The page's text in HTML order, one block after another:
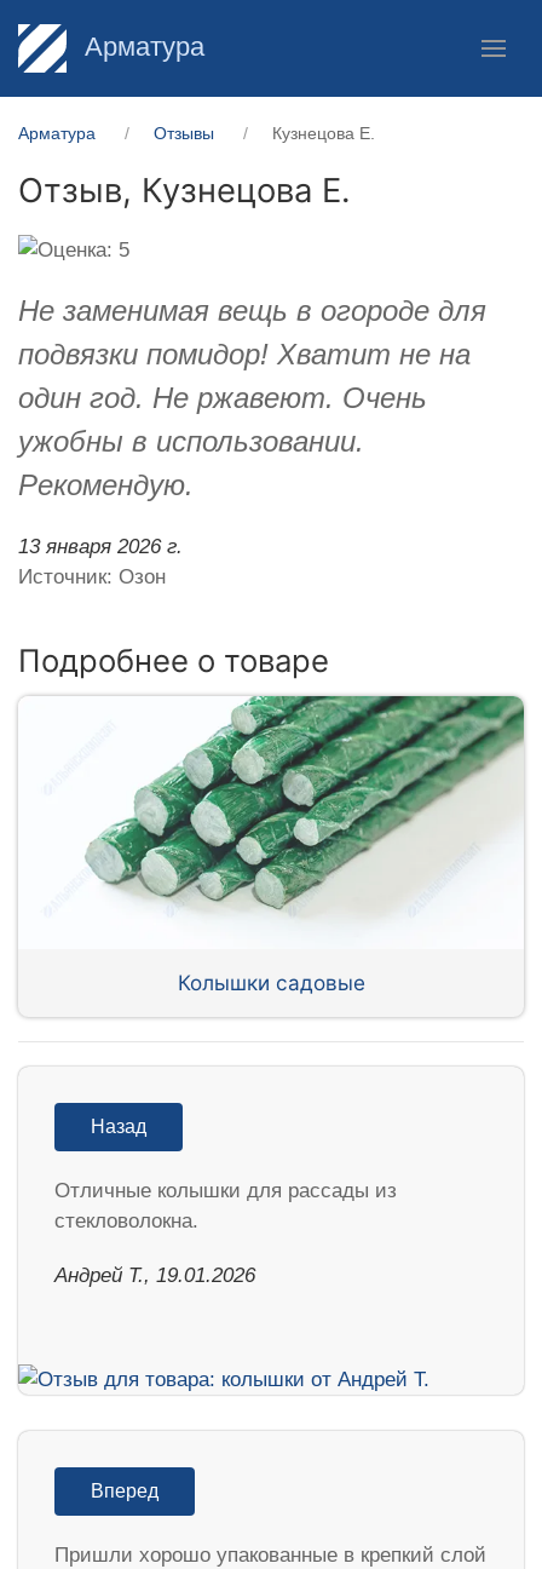
Арматура
Арматура Отзывы Кузнецова Е.
Отзыв, Кузнецова Е.
Не заменимая вещь в огороде для
подвязки помидор! Хватит не на
один год. Не ржавеют. Очень
ужобны в использовании.
Рекомендую.
13 января 2026 г.
Источник: Озон
Подробнее о товаре
Колышки садовые
Назад
Отличные колышки для рассады из
стекловолокна.
Андрей Т., 19.01.2026
Вперед
Пришли хорошо упакованные в крепкий слой